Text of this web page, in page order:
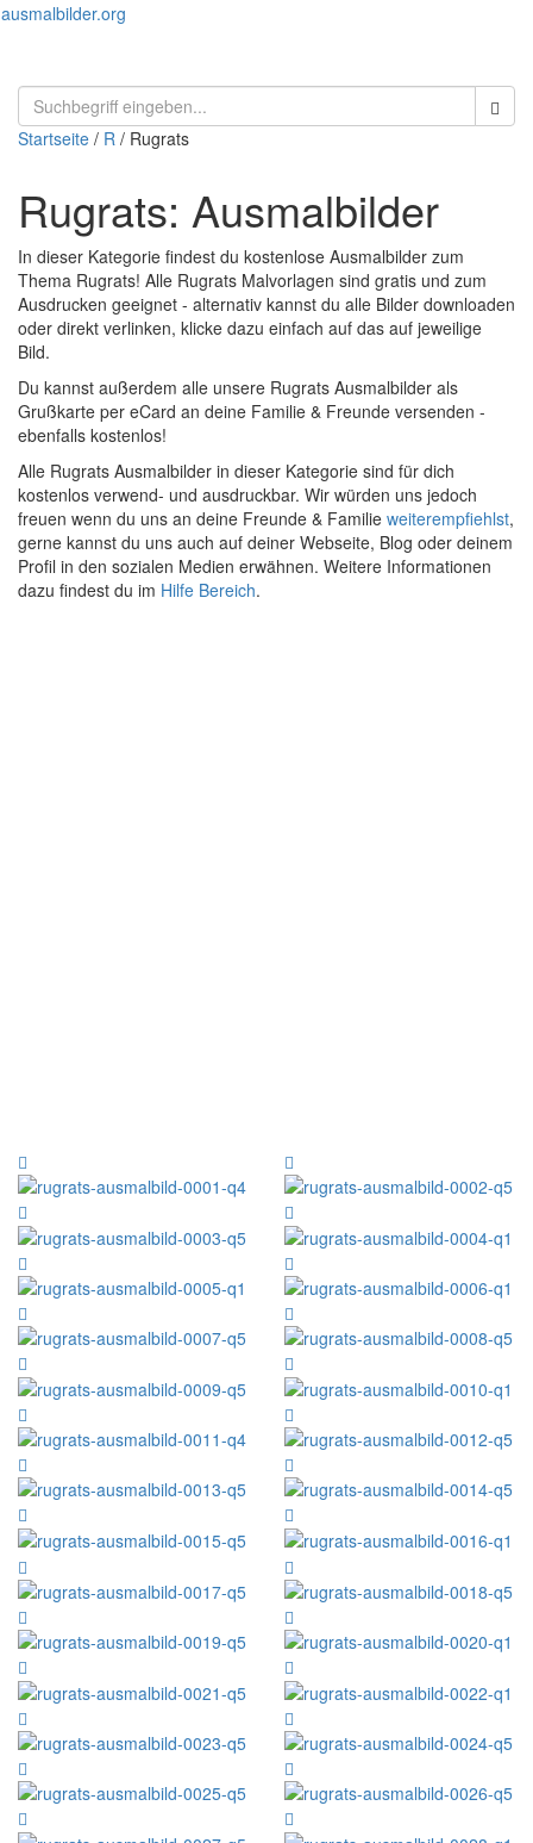
ausmalbilder.org
Startseite / R / Rugrats
Rugrats: Ausmalbilder
In dieser Kategorie findest du kostenlose Ausmalbilder zum
Thema Rugrats! Alle Rugrats Malvorlagen sind gratis und zum
Ausdrucken geeignet - alternativ kannst du alle Bilder downloaden
oder direkt verlinken, klicke dazu einfach auf das auf jeweilige
Bild.
Du kannst außerdem alle unsere Rugrats Ausmalbilder als
Grußkarte per eCard an deine Familie & Freunde versenden -
ebenfalls kostenlos!
Alle Rugrats Ausmalbilder in dieser Kategorie sind für dich
kostenlos verwend- und ausdruckbar. Wir würden uns jedoch
freuen wenn du uns an deine Freunde & Familie weiterempfiehlst,
gerne kannst du uns auch auf deiner Webseite, Blog oder deinem
Profil in den sozialen Medien erwähnen. Weitere Informationen
dazu findest du im Hilfe Bereich.